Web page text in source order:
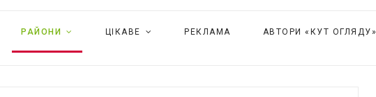
РАЙОНИ ЦІКАВЕ РЕКЛАМА АВТОРИ «КУТ ОГЛЯДУ»